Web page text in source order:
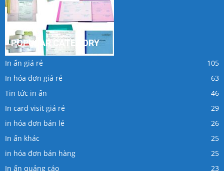
POPULAR CATEGORY
In ấn giá rẻ
105
In hóa đơn giá rẻ
63
Tin tức in ấn
46
In card visit giá rẻ
29
in hóa đơn bán lẻ
26
In ấn khác
25
in hóa đơn bán hàng
25
In ấn quảng cáo
23